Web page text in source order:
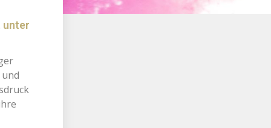
unter